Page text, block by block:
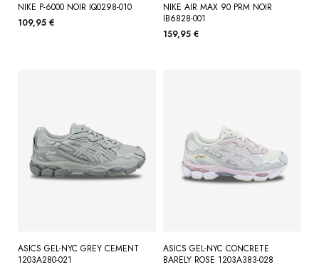
NIKE P-6000 NOIR IQ0298-010
109,95 €
NIKE AIR MAX 90 PRM NOIR
IB6828-001
159,95 €
ASICS GEL-NYC GREY CEMENT
1203A280-021
ASICS GEL-NYC CONCRETE
BARELY ROSE 1203A383-028